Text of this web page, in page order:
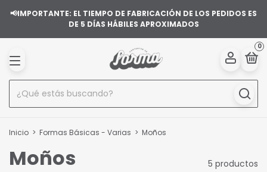
📢IMPORTANTE: EL TIEMPO DE FABRICACIÓN DE LOS PEDIDOS ES
DE 5 DÍAS HÁBILES APROXIMADOS
0
Inicio > Formas Básicas - Varias > Moños
Moños 5 productos